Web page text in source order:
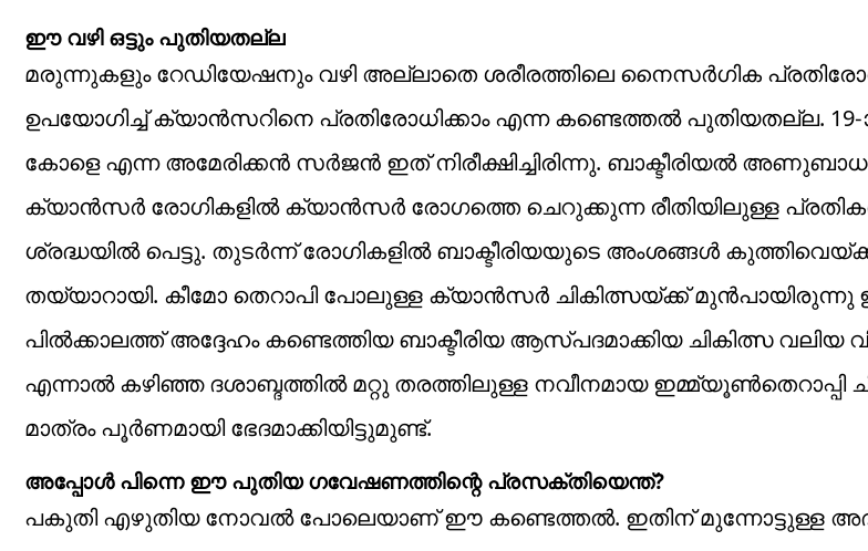
ഈ വഴി ഒട്ടും പുതിയതല്ല
മരുന്നുകളും റേഡിയേഷനും വഴി അല്ലാതെ ശരീരത്തിലെ നൈസർഗിക
ഉപയോഗിച്ച് ക്യാൻസറിനെ പ്രതിരോധിക്കാം എന്ന കണ്ടെത്തൽ പുതിയതല്ല. 19-
കോളെ എന്ന അമേരിക്കൻ സർജൻ ഇത് നിരീക്ഷിച്ചിരിന്നു. ബാക്ടീരിയൽ
ക്യാൻസർ രോഗികളിൽ ക്യാൻസർ രോഗത്തെ ചെറുക്കുന്ന രീതിയിലുള്ള
ശ്രദ്ധയിൽ പെട്ടു. തുടർന്ന് രോഗികളിൽ ബാക്ടീരിയയുടെ അംശങ്ങൾ
തയ്യാറായി. കീമോ തെറാപി പോലുള്ള ക്യാൻസർ ചികിത്സയ്ക്ക്
പിൽക്കാലത്ത് അദ്ദേഹം കണ്ടെത്തിയ ബാക്ടീരിയ ആസ്പദമാക്കിയ ചികിത്സ വലിയ
എന്നാൽ കഴിഞ്ഞ ദശാബ്ദത്തിൽ മറ്റു തരത്തിലുള്ള നവീനമായ
മാത്രം പൂർണമായി ഭേദമാക്കിയിട്ടുമുണ്ട്.
അപ്പോൾ പിന്നെ ഈ പുതിയ ഗവേഷണത്തിന്റെ പ്രസക്തിയെന്ത്?
പകുതി എഴുതിയ നോവൽ പോലെയാണ് ഈ കണ്ടെത്തൽ. ഇതിന് മുന്നോട്ടുള്ള